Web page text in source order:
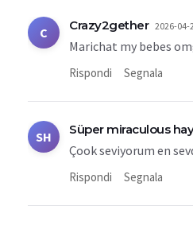
C Crazy2gether 2026-04-
Marichat my bebes
Rispondi Segnala
SH Süper miraculous
Çook seviyorum en
Rispondi Segnala